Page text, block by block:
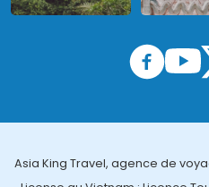
Asia King Travel, agence de